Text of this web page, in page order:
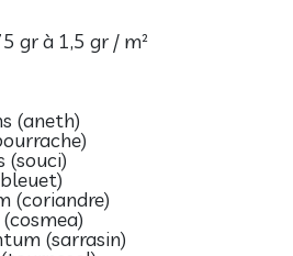
gr à 1,5 gr / m²
(aneth)
(souci)
(coriandre)
(sarrasin)